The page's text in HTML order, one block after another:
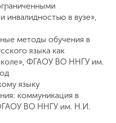
инвалидностью в вузе»,
методы обучения в
языка как
ФГАОУ ВО ННГУ им.
языку
коммуникация в
ВО ННГУ им. Н.И.